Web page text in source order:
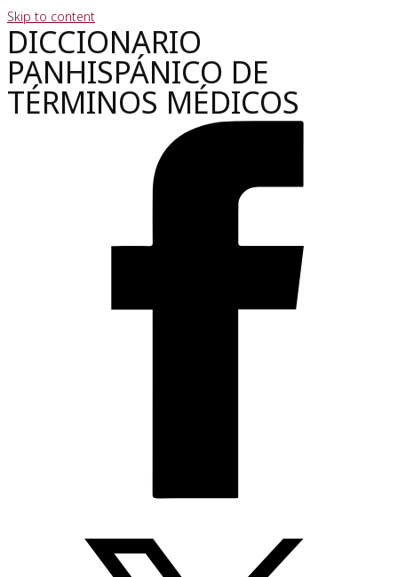
Skip to content
DICCIONARIO
PANHISPÁNICO DE
TÉRMINOS MÉDICOS